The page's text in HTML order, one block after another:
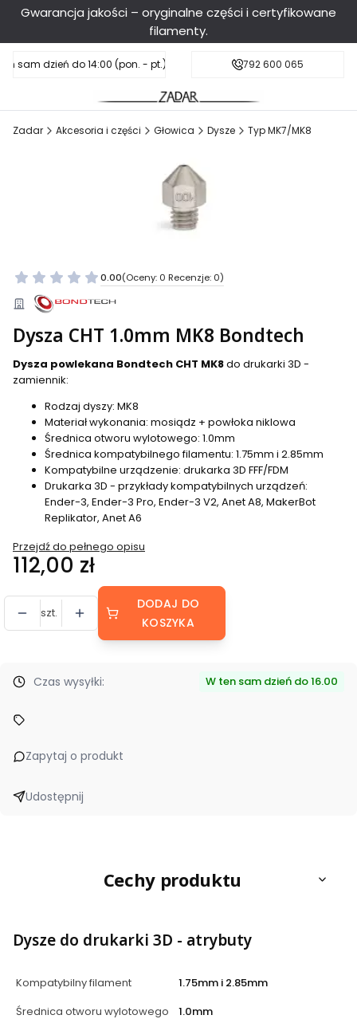
Gwarancja jakości – oryginalne części i certyfikowane
filamenty.
sam dzień do 14:00 (pon. - pt.), sobota do 11:00Darmowa dostawa od 199 zł
792 600 065
Zadar Akcesoria i części Głowica Dysze Typ MK7/MK8
0.00(Oceny: 0 Recenzje: 0)
Dysza CHT 1.0mm MK8 Bondtech
Dysza powlekana Bondtech CHT MK8do drukarki 3D -
zamiennik:
Rodzaj dyszy: MK8
Materiał wykonania: mosiądz + powłoka niklowa
Średnica otworu wylotowego: 1.0mm
Średnica kompatybilnego filamentu: 1.75mm i 2.85mm
Kompatybilne urządzenie: drukarka 3D FFF/FDM
Drukarka 3D - przykłady kompatybilnych urządzeń:
Ender-3, Ender-3 Pro, Ender-3 V2, Anet A8, MakerBot
Replikator, Anet A6
Przejdź do pełnego opisu
Cena
112,00 zł
szt.
DODAJ DO
KOSZYKA
Czas wysyłki: W ten sam dzień do 16.00
Zapytaj o produkt
Udostępnij
Cechy produktu
Dysze do drukarki 3D - atrybuty
Kompatybilny filament
1.75mm i 2.85mm
Średnica otworu wylotowego
1.0mm